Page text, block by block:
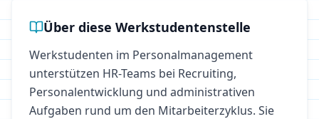
Über diese Werkstudentenstelle
Werkstudenten im Personalmanagement
unterstützen HR-Teams bei Recruiting,
Personalentwicklung und administrativen
Aufgaben rund um den Mitarbeiterzyklus. Sie